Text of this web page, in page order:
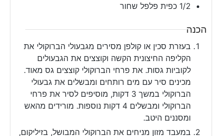
1/2 כפית פלפל שחור
הכנה
בעזרת סכין או קולפן מסירים מגבעולי הברוקולי את
הקליפה החיצונית הקשה וקוצצים את הגבעולים
לקוביות גסות. את פרחי הברוקולי קוצצים גס מאוד.
מכינים סיר עם מים רותחים ומבשלים את גבעולי
הברוקולי במשך 3 דקות, מוסיפים לסיר את פרחי
הברוקולי ומבשלים 4 דקות נוספות. מורידים מהאש
ומסננים היטב.
במעבד מזון מניחים את הברוקולי המבושל, בזיליקום,